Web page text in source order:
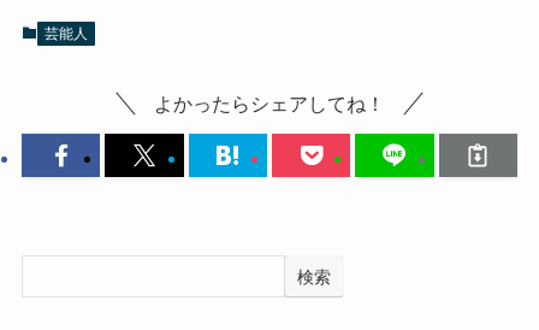
芸能人
よかったらシェアしてね！
検索